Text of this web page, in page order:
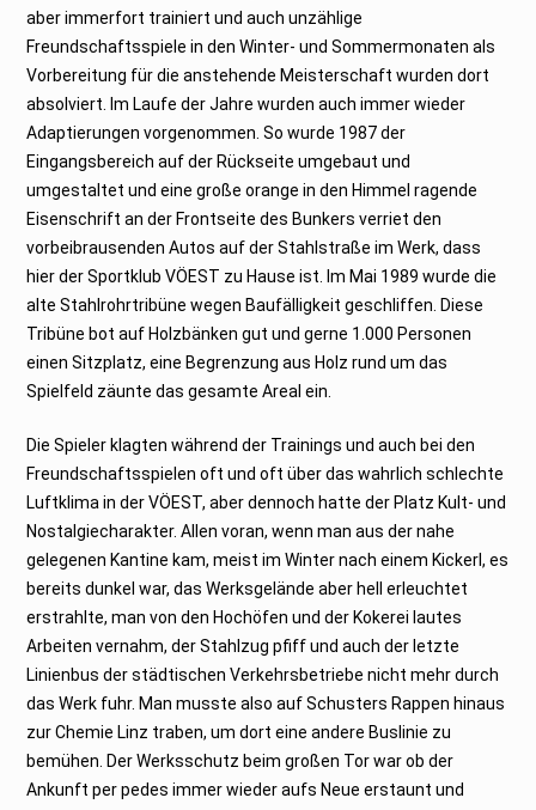
aber immerfort trainiert und auch unzählige
Freundschaftsspiele in den Winter- und Sommermonaten als
Vorbereitung für die anstehende Meisterschaft wurden dort
absolviert. Im Laufe der Jahre wurden auch immer wieder
Adaptierungen vorgenommen. So wurde 1987 der
Eingangsbereich auf der Rückseite umgebaut und
umgestaltet und eine große orange in den Himmel ragende
Eisenschrift an der Frontseite des Bunkers verriet den
vorbeibrausenden Autos auf der Stahlstraße im Werk, dass
hier der Sportklub VÖEST zu Hause ist. Im Mai 1989 wurde die
alte Stahlrohrtribüne wegen Baufälligkeit geschliffen. Diese
Tribüne bot auf Holzbänken gut und gerne 1.000 Personen
einen Sitzplatz, eine Begrenzung aus Holz rund um das
Spielfeld zäunte das gesamte Areal ein.
Die Spieler klagten während der Trainings und auch bei den
Freundschaftsspielen oft und oft über das wahrlich schlechte
Luftklima in der VÖEST, aber dennoch hatte der Platz Kult- und
Nostalgiecharakter. Allen voran, wenn man aus der nahe
gelegenen Kantine kam, meist im Winter nach einem Kickerl, es
bereits dunkel war, das Werksgelände aber hell erleuchtet
erstrahlte, man von den Hochöfen und der Kokerei lautes
Arbeiten vernahm, der Stahlzug pfiff und auch der letzte
Linienbus der städtischen Verkehrsbetriebe nicht mehr durch
das Werk fuhr. Man musste also auf Schusters Rappen hinaus
zur Chemie Linz traben, um dort eine andere Buslinie zu
bemühen. Der Werksschutz beim großen Tor war ob der
Ankunft per pedes immer wieder aufs Neue erstaunt und